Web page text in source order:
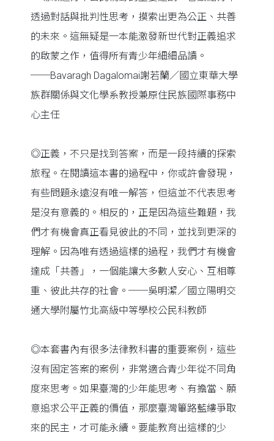
透過對話與批判性思考，摸索出更為公正、共善
的未來。這無疑是一本能激發新世代對正義追求
的啟蒙之作，值得所有青少年細細品讀。
──Bavaragh Dagalomai謝若蘭／國立東華大學
族群關係與文化學系教授兼原住民族國際事務中
心主任
◎正義，不只是找到答案，而是一段持續的探索
旅程。在閱讀這本書的過程中，你或許會發現，
有些問題永遠沒有唯一解答，但這並不代表思考
是沒有意義的。相反的，正是因為這些難題，我
們才有機會真正看見彼此的不同，並找到更深的
理解。因為唯有透過這樣的過程，我們才有機會
達成「共善」，一個能讓大多數人安心、互相尊
重、彼此共存的社會。──吳明潔／國立陽明交
通大學附屬竹北高級中等學校公民科教師
◎本套書內有很多法律教科書的重要案例，這些
沒有固定答案的案例，非常適合青少年從不同角
度來思考。如果臺灣的少年能思考、有擔當、願
意追求公平正義的價值，那麼臺灣篳路藍縷爭取
來的民主，才可能永續。要能教育出這樣的少